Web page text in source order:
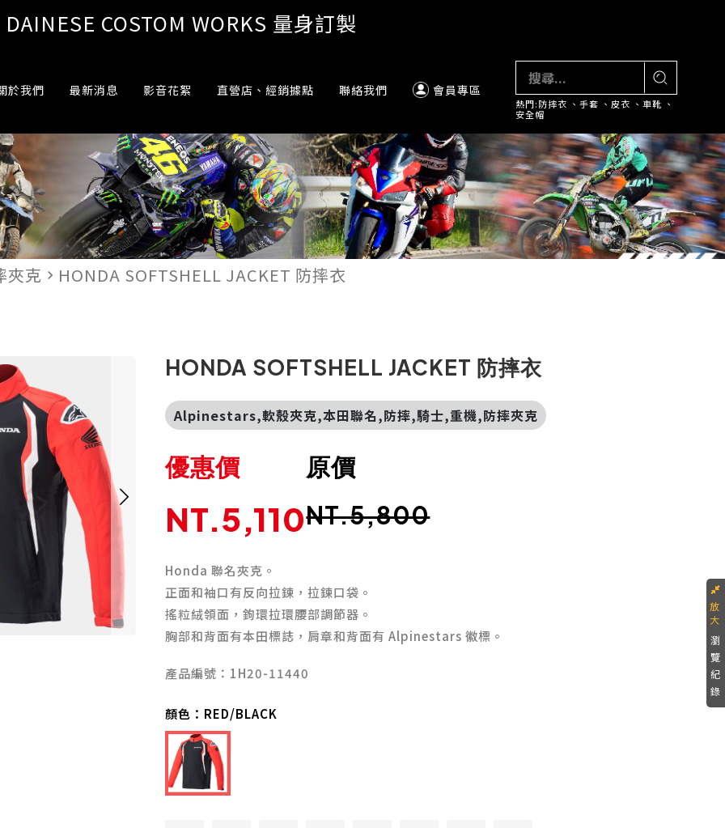
DAINESE COSTOM WORKS 量身訂製
於我們 最新消息 影音花絮 直營店、經銷據點 聯絡我們 會員專區
熱門:防摔衣 、手套 、 皮衣 、車靴 、
安全帽
夾克 navigate_next HONDA SOFTSHELL JACKET 防摔衣
HONDA SOFTSHELL JACKET 防摔衣
Alpinestars,軟殼夾克,本田聯名,防摔,騎士,重機,防摔夾克
原價
NT.5,800
優惠價
NT.5,110
Honda 聯名夾克。
正面和袖口有反向拉鍊，拉鍊口袋。
搖粒絨領面，鉤環拉環腰部調節器。
胸部和背面有本田標誌，肩章和背面有 Alpinestars 徽標。
產品編號：1H20-11440
顏色： RED/BLACK
瀏
覽
紀
錄